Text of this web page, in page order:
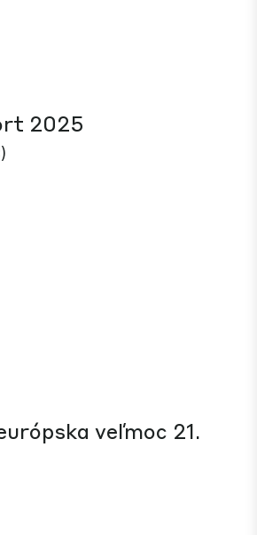
2025
veľmoc 21.